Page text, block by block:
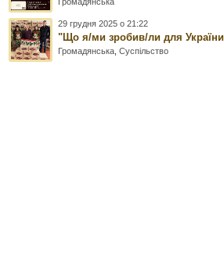
Громадянська
29 грудня 2025 о 21:22
"Що я/ми зробив/ли для
Громадянська,Суспільство